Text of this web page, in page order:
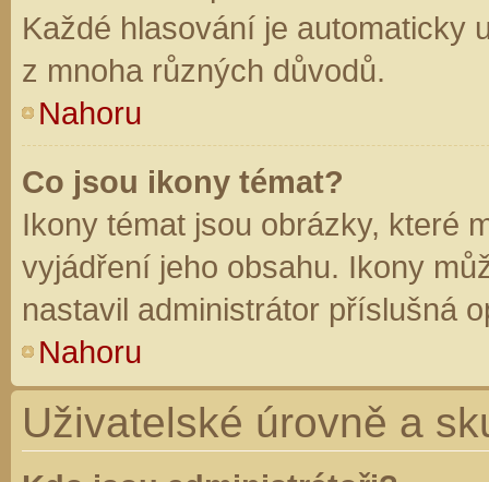
Každé hlasování je automaticky
z mnoha různých důvodů.
Nahoru
Co jsou ikony témat?
Ikony témat jsou obrázky, které
vyjádření jeho obsahu. Ikony
nastavil administrátor příslušná
Nahoru
Uživatelské úrovně a